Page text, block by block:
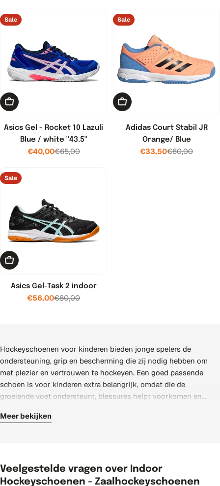
Sale
Kies opties
Asics Gel - Rocket 10 Lazuli
Blue / white ''43.5''
Verkoopprijs
€40,00Normale
€65,00
Sale
Kies opties
Adidas Court Stabil JR
Orange/ Blue
Verkoopprijs
€33,50Normale
€60,00
Sale
Kies opties
Asics Gel-Task 2 indoor
Verkoopprijs
€56,00Normale
€80,00
Hockeyschoenen voor kinderen bieden jonge spelers de
ondersteuning, grip en bescherming die zij nodig hebben om
met plezier en vertrouwen te hockeyen. Een goed passende
schoen is voor kinderen extra belangrijk, omdat die de
groeiende voet ondersteunt, blessures helpt voorkomen en
je een ruim aanbod kindermodellen van verschillende
Bij kinderschoenen draait alles om pasvorm en comfort. Kies bij
koel en de geprofileerde buitenzool zorgt voor betrouwbare grip
op water- en zandvelden. Zo kan je kind zich volledig richten op
Meer bekijken
Veelgestelde vragen over Indoor
Hockeyschoenen - Zaalhockeyschoenen